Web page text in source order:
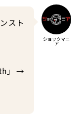
ショックマニ
ア
スト
」 →